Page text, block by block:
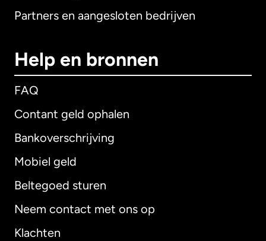
Partners en aangesloten bedrijven
Help en bronnen
FAQ
Contant geld ophalen
Bankoverschrijving
Mobiel geld
Beltegoed sturen
Neem contact met ons op
Klachten